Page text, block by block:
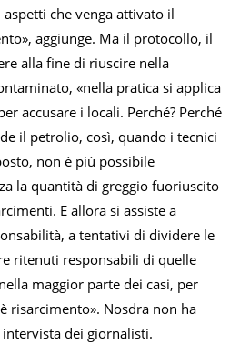
che venga attivato il
aggiunge. Ma il protocollo, il
alla fine di riuscire nella
«nella pratica si applica
accusare i locali. Perché? Perché
il petrolio, così, quando i tecnici
non è più possibile
la quantità di greggio fuoriuscito
E allora si assiste a
a tentativi di dividere le
ritenuti responsabili di quelle
maggior parte dei casi, per
risarcimento». Nosdra non ha
dei giornalisti.